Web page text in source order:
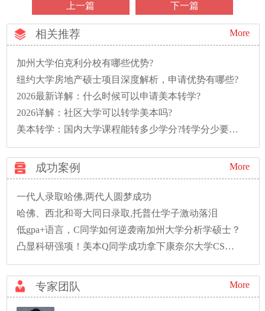
上一篇 下一篇
相关推荐 More
加州大学伯克利分校有哪些优势?
纽约大学房地产硕士项目深度解析，申请优势有哪些?
2026最新详解：什么时候可以申请美本转学?
2026详解：社区大学可以转学美本吗?
美本转学：国内大学课程能转多少学分?转学分少要多读一年怎么办?
成功案例 More
一代人录取哈佛,两代人圆梦成功
哈佛、西北和哥大同日录取,托普仕学子激动落泪
低gpa+语言，C同学如何逆袭南加州大学分析学硕士？
凸显科研强项！美本Q同学成功拿下康奈尔大学CS硕士录取！
专家团队 More